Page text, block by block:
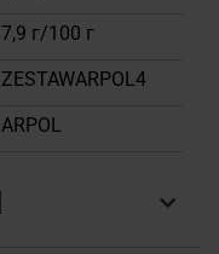
7,9 г/100 г
ZESTAWARPOL4
ARPOL